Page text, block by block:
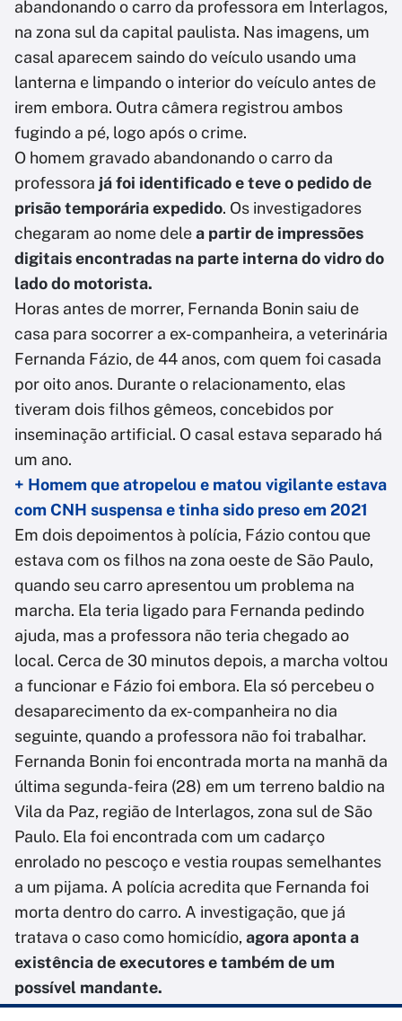
abandonando o carro da professora em Interlagos,
na zona sul da capital paulista. Nas imagens, um
casal aparecem saindo do veículo usando uma
lanterna e limpando o interior do veículo antes de
irem embora. Outra câmera registrou ambos
fugindo a pé, logo após o crime.
O homem gravado abandonando o carro da
professora já foi identificado e teve o pedido de
prisão temporária expedido. Os investigadores
chegaram ao nome delea partir de impressões
digitais encontradas na parte interna do vidro do
lado do motorista.
Horas antes de morrer, Fernanda Bonin saiu de
casa para socorrer a ex-companheira, a veterinária
Fernanda Fázio, de 44 anos, com quem foi casada
por oito anos. Durante o relacionamento, elas
tiveram dois filhos gêmeos, concebidos por
inseminação artificial. O casal estava separado há
um ano.
+ Homem que atropelou e matou vigilante estava
com CNH suspensa e tinha sido preso em 2021
Em dois depoimentos à polícia, Fázio contou que
estava com os filhos na zona oeste de São Paulo,
quando seu carro apresentou um problema na
marcha. Ela teria ligado para Fernanda pedindo
ajuda, mas a professora não teria chegado ao
local. Cerca de 30 minutos depois, a marcha voltou
a funcionar e Fázio foi embora. Ela só percebeu o
desaparecimento da ex-companheira no dia
seguinte, quando a professora não foi trabalhar.
Fernanda Bonin foi encontrada morta na manhã da
última segunda-feira (28) em um terreno baldio na
Vila da Paz, região de Interlagos, zona sul de São
Paulo. Ela foi encontrada com um cadarço
enrolado no pescoço e vestia roupas semelhantes
a um pijama. A polícia acredita que Fernanda foi
morta dentro do carro. A investigação, que já
tratava o caso como homicídio, agora aponta a
existência de executores e também de um
possível mandante.